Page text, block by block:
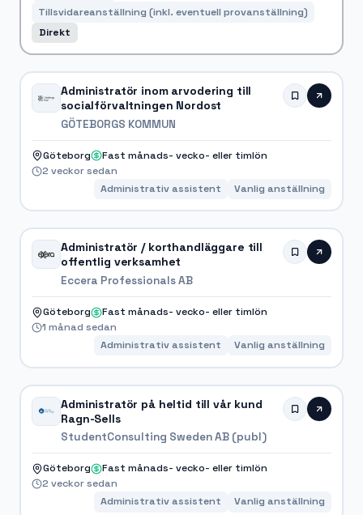
Tillsvidareanställning (inkl. eventuell provanställning)
Direkt
Administratör inom arvodering till
socialförvaltningen Nordost
GÖTEBORGS KOMMUN
Göteborg
Fast månads- vecko- eller timlön
2 veckor sedan
Administrativ assistent
Vanlig anställning
Administratör / korthandläggare till
offentlig verksamhet
Eccera Professionals AB
Göteborg
Fast månads- vecko- eller timlön
1 månad sedan
Administrativ assistent
Vanlig anställning
Administratör på heltid till vår kund
Ragn-Sells
StudentConsulting Sweden AB (publ)
Göteborg
Fast månads- vecko- eller timlön
2 veckor sedan
Administrativ assistent
Vanlig anställning